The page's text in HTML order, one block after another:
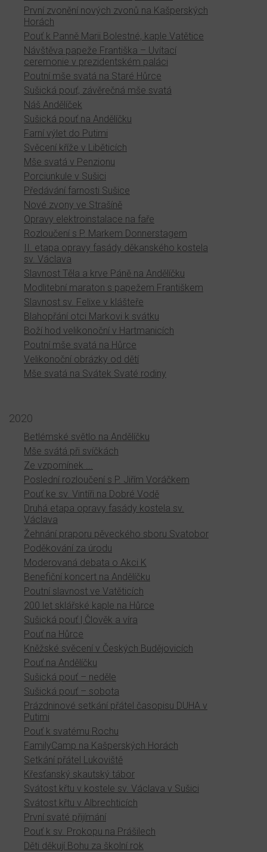
První zvonění nových zvonů na Kašperských
Horách
Pouť k Panně Marii Bolestné, kaple Vatětice
Návštěva papeže Františka – Uvítací
ceremonie v prezidentském paláci
Poutní mše svatá na Staré Hůrce
Sušická pouť, závěrečná mše svatá
Náš Andělíček
Sušická pouť na Andělíčku
Farní výlet do Putimi
Svěcení kříže v Liběticích
Mše svatá v Penzionu
Porciunkule v Sušici
Předávání farnosti Sušice
Nové zvony ve Strašíně
Opravy elektroinstalace na faře
Rozloučení s P. Markem Donnerstagem
II. etapa opravy fasády děkanského kostela
sv. Václava
Slavnost Těla a krve Páně na Andělíčku
Modlitební maraton s papežem Františkem
Slavnost sv. Felixe v klášteře
Blahopřání otci Markovi k svátku
Boží hod velikonoční v Hartmanicích
Poutní mše svatá na Hůrce
Velikonoční obrázky od dětí
Mše svatá na Svátek Svaté rodiny
2020
Betlémské světlo na Andělíčku
Mše svátá při svíčkách
Ze vzpomínek ...
Poslední rozloučení s P. Jiřím Voráčkem
Pouť ke sv. Vintíři na Dobré Vodě
Druhá etapa opravy fasády kostela sv.
Václava
Žehnání praporu pěveckého sboru Svatobor
Poděkování za úrodu
Moderovaná debata o Akci K
Benefiční koncert na Andělíčku
Poutní slavnost ve Vatěticích
200 let sklářské kaple na Hůrce
Sušická pouť | Člověk a víra
Pouť na Hůrce
Kněžské svěcení v Českých Budějovicích
Pouť na Andělíčku
Sušická pouť – neděle
Sušická pouť – sobota
Prázdninové setkání přátel časopisu DUHA v
Putimi
Pouť k svatému Rochu
FamilyCamp na Kašperských Horách
Setkání přátel Lukoviště
Křesťanský skautský tábor
Svátost křtu v kostele sv. Václava v Sušici
Svátost křtu v Albrechticích
První svaté přijímání
Pouť k sv. Prokopu na Prášilech
Děti děkují Bohu za školní rok